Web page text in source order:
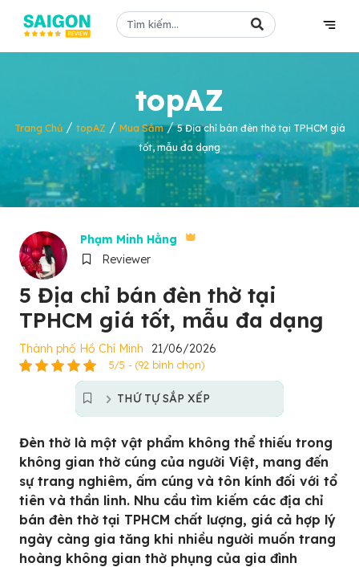
topAZ
Trang Chủ/ topAZ / Mua Sắm/5 Địa chỉ bán đèn thờ tại TPHCM giá
tốt, mẫu đa dạng
Phạm Minh Hằng
Reviewer
5 Địa chỉ bán đèn thờ tại
TPHCM giá tốt, mẫu đa dạng
Thành phố Hồ Chí Minh 21/06/2026
5/5 - (92 bình chọn)
THỨ TỰ SẮP XẾP
Đèn thờ là một vật phẩm không thể thiếu trong
không gian thờ cúng của người Việt, mang đến
sự trang nghiêm, ấm cúng và tôn kính đối với tổ
tiên và thần linh. Nhu cầu tìm kiếm các địa chỉ
bán đèn thờ tại TPHCM chất lượng, giá cả hợp lý
ngày càng gia tăng khi nhiều người muốn trang
hoàng không gian thờ phụng của gia đình